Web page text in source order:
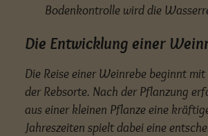
Bodenkontrolle wird die
Die Entwicklung einer
Die Reise einer Weinrebe beginnt
der Rebsorte. Nach der Pflanzung
aus einer kleinen Pflanze eine
Jahreszeiten spielt dabei eine